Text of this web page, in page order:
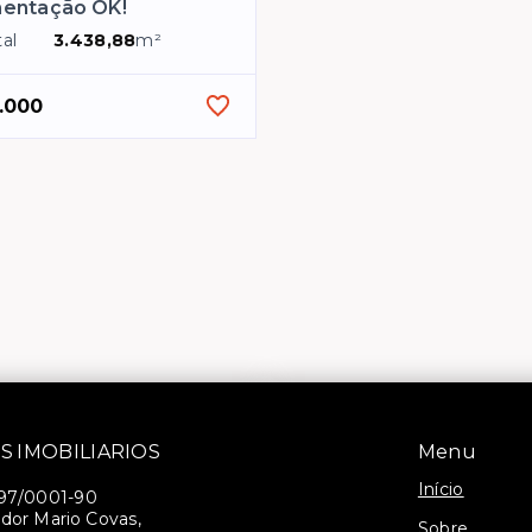
OK!
3.438,88m²
Menu
Início
IMOBILIARIOS
0001-90
Mario Covas,